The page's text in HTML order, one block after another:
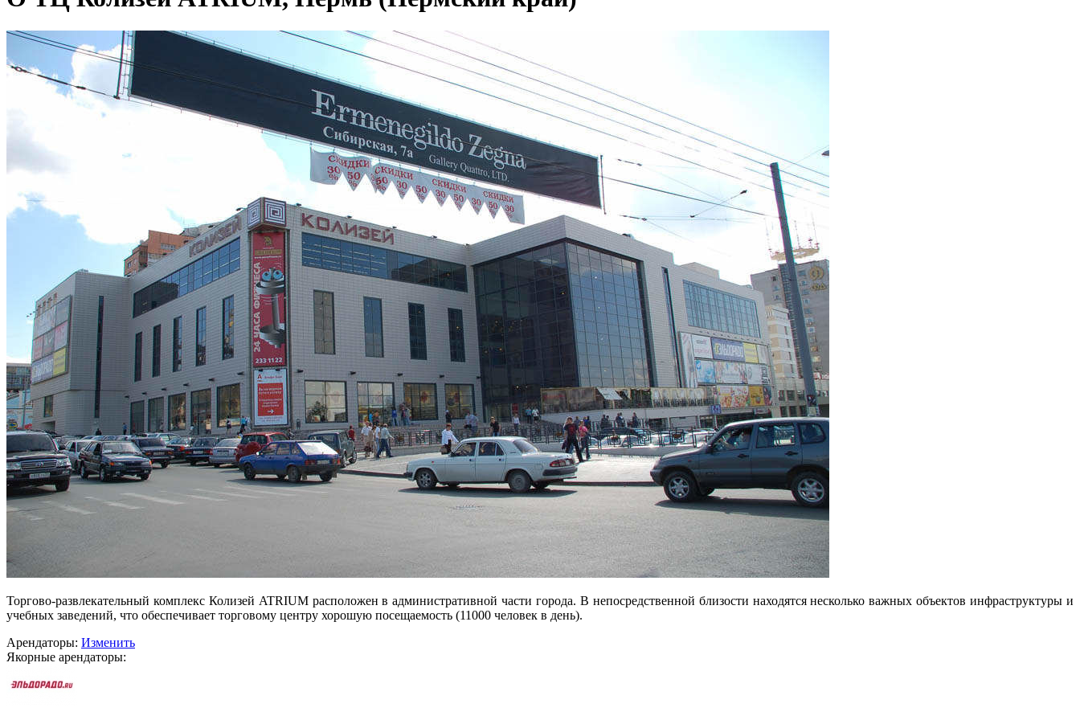
Торгово-развлекательный комплекс Колизей ATRIUM расположен в административной части города. В непосредственной близости находятся несколько важных объектов инфраструктуры и
учебных заведений, что обеспечивает торговому центру хорошую посещаемость (11000 человек в день).
Арендаторы: Изменить
Якорные арендаторы: